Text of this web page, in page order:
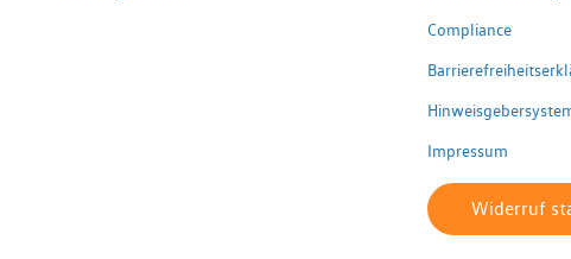
Compliance
Impressum
Widerruf